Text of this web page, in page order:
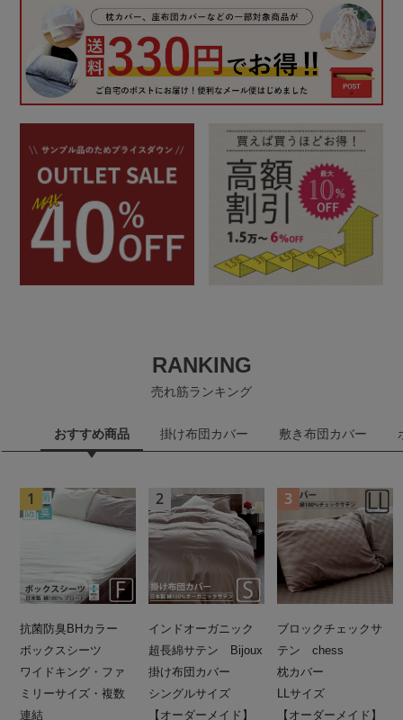
RANKING
売れ筋ランキング
おすすめ商品 掛け布団カバー 敷き布団カバー
抗菌防臭BHカラー
ボックスシーツ
ワイドキング・ファ
ミリーサイズ・複数
連結
インドオーガニック
超長綿サテン Bijoux
掛け布団カバー
シングルサイズ
【オーダーメイド】
ブロックチェックサ
テン chess
枕カバー
LLサイズ
【オーダーメイド】